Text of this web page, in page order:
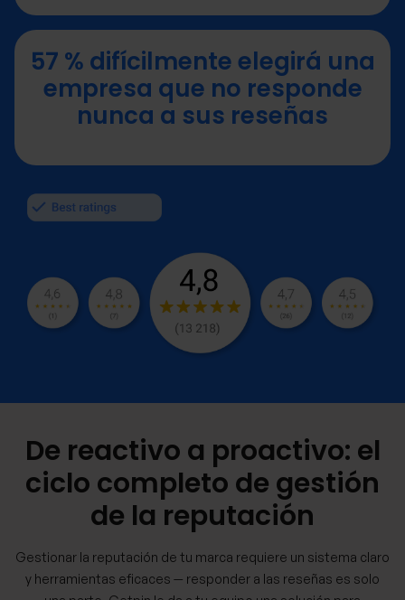
57 % difícilmente elegirá una
empresa que no responde
nunca a sus reseñas
De reactivo a proactivo: el
ciclo completo de gestión
de la reputación
Gestionar la reputación de tu marca requiere un sistema claro
y herramientas eficaces — responder a las reseñas es solo